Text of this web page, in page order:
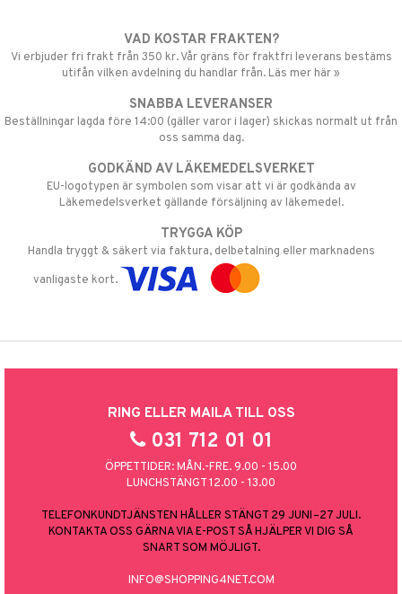
VAD KOSTAR FRAKTEN?
Vi erbjuder fri frakt från 350 kr. Vår gräns för fraktfri leverans bestäms
utifån vilken avdelning du handlar från. Läs mer här »
SNABBA LEVERANSER
Beställningar lagda före 14:00 (gäller varor i lager) skickas normalt ut från
oss samma dag.
GODKÄND AV LÄKEMEDELSVERKET
EU-logotypen är symbolen som visar att vi är godkända av
Läkemedelsverket gällande försäljning av läkemedel.
TRYGGA KÖP
Handla tryggt & säkert via faktura, delbetalning eller marknadens
vanligaste kort.
RING ELLER MAILA TILL OSS
031 712 01 01
ÖPPETTIDER: MÅN.-FRE. 9.00 - 15.00
LUNCHSTÄNGT 12.00 - 13.00
TELEFONKUNDTJÄNSTEN HÅLLER STÄNGT 29 JUNI–27 JULI.
KONTAKTA OSS GÄRNA VIA E-POST SÅ HJÄLPER VI DIG SÅ
SNART SOM MÖJLIGT.
INFO@SHOPPING4NET.COM